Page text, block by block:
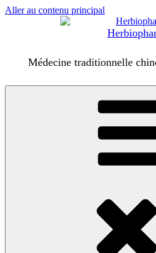
Aller au contenu principal
Médecine traditionnelle